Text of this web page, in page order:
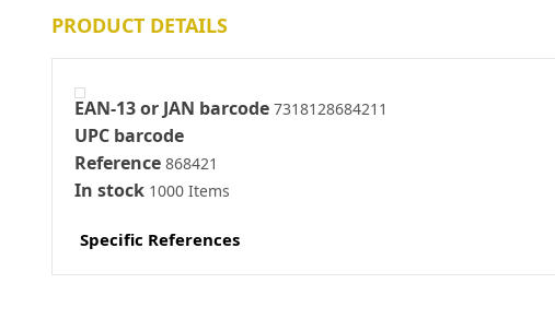
PRODUCT DETAILS
EAN-13 or JAN barcode 7318128684211
UPC barcode
Reference 868421
In stock 1000 Items
Specific References